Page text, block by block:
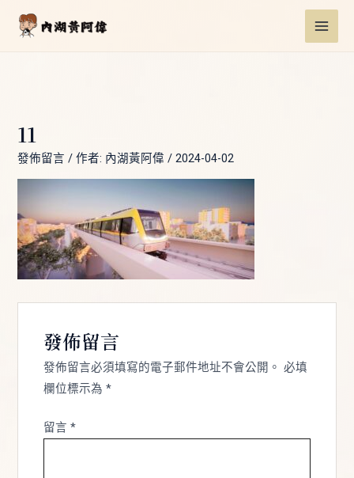
11
發佈留言 / 作者: 內湖黃阿偉/2024-04-02
發佈留言
發佈留言必須填寫的電子郵件地址不會公開。 必填
欄位標示為 *
留言 *
navigation